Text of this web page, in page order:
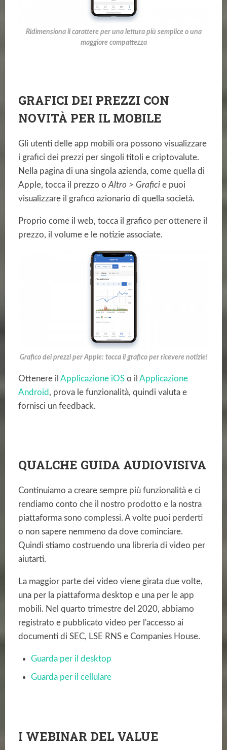
Ridimensiona il carattere per una lettura più semplice o una
maggiore compattezza
GRAFICI DEI PREZZI CON
NOVITÀ PER IL MOBILE
Gli utenti delle app mobili ora possono visualizzare
i grafici dei prezzi per singoli titoli e criptovalute.
Nella pagina di una singola azienda, come quella di
Apple, tocca il prezzo o Altro > Graficie puoi
visualizzare il grafico azionario di quella società.
Proprio come il web, tocca il grafico per ottenere il
prezzo, il volume e le notizie associate.
Grafico dei prezzi per Apple: tocca il grafico per ricevere notizie!
Ottenere il Applicazione iOSo il Applicazione
Android , prova le funzionalità, quindi valuta e
fornisci un feedback.
QUALCHE GUIDA AUDIOVISIVA
Continuiamo a creare sempre più funzionalità e ci
rendiamo conto che il nostro prodotto e la nostra
piattaforma sono complessi. A volte puoi perderti
o non sapere nemmeno da dove cominciare.
Quindi stiamo costruendo una libreria di video per
aiutarti.
La maggior parte dei video viene girata due volte,
una per la piattaforma desktop e una per le app
mobili. Nel quarto trimestre del 2020, abbiamo
registrato e pubblicato video per l'accesso ai
documenti di SEC, LSE RNS e Companies House.
Guarda per il desktop
Guarda per il cellulare
I WEBINAR DEL VALUE